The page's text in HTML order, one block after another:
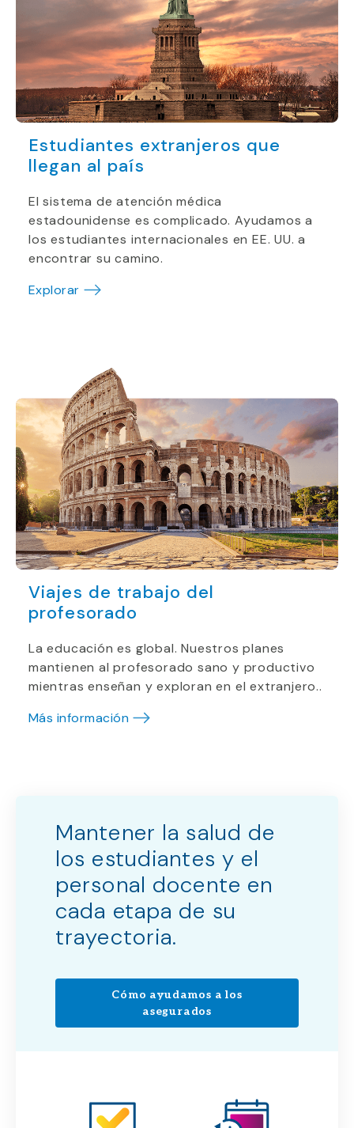
Estudiantes extranjeros que
llegan al país
El sistema de atención médica
estadounidense es complicado. Ayudamos a
los estudiantes internacionales en EE. UU. a
encontrar su camino.
Explorar
Viajes de trabajo del
profesorado
La educación es global. Nuestros planes
mantienen al profesorado sano y productivo
mientras enseñan y exploran en el extranjero..
Más información
Mantener la salud de
los estudiantes y el
personal docente en
cada etapa de su
trayectoria.
Cómo ayudamos a los
asegurados